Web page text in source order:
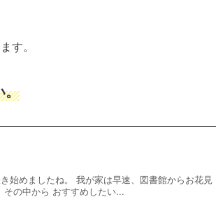
す。
。
始めましたね。 我が家は早速、図書館からお花見
の中から おすすめしたい...